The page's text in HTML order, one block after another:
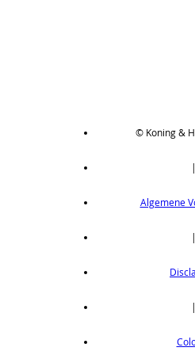
© Koning &
|
Algemene
|
|